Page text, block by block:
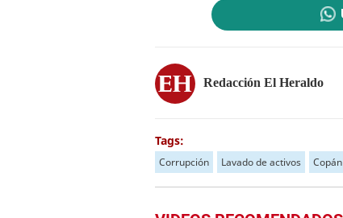
Redacción El Heraldo
Tags:
Corrupción Lavado de activos Copán